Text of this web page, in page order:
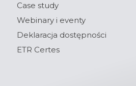
Case study
Webinary i eventy
Deklaracja dostępności
ETR Certes